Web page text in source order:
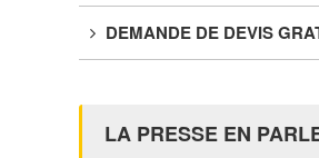
DEMANDE DE DEVIS
LA PRESSE EN